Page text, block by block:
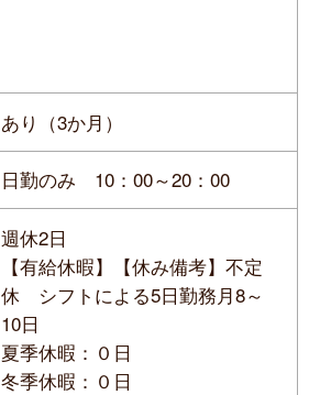
あり（3か月）
日勤のみ 10：00～20：00
週休2日
【有給休暇】【休み備考】不定
休 シフトによる5日勤務月8～
10日
夏季休暇：０日
冬季休暇：０日